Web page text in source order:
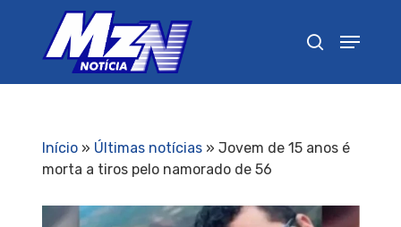
Início» Últimas notícias» Jovem de 15 anos é
morta a tiros pelo namorado de 56